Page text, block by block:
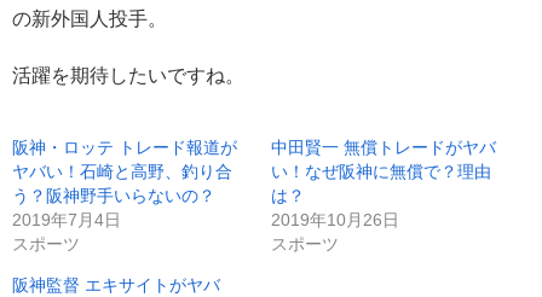
の新外国人投手。
活躍を期待したいですね。
阪神・ロッテ トレード報道が
ヤバい！石崎と高野、釣り合
う？阪神野手いらないの？
2019年7月4日
スポーツ
中田賢一 無償トレードがヤバ
い！なぜ阪神に無償で？理由
は？
2019年10月26日
スポーツ
阪神監督 エキサイトがヤバ